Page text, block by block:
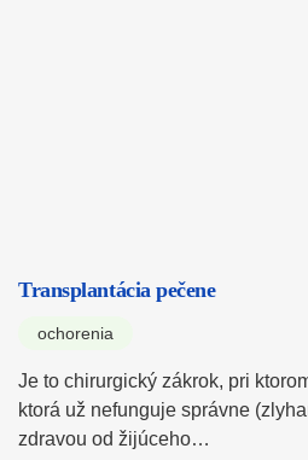
Transplantácia pečene
ochorenia
Je to chirurgický zákrok, pri
ktorá už nefunguje správne
zdravou od žijúceho…